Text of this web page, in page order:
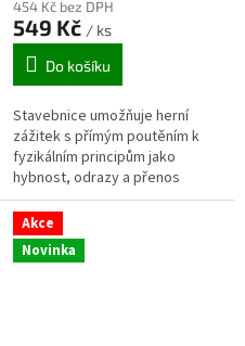
454 Kč bez DPH
549 Kč / ks
Do košíku
Stavebnice umožňuje herní
zážitek s přímým poutěním k
fyzikálním principům jako
hybnost, odrazy a přenos
pohybu – ideální pro pochopení
pohybu koulí v reálném čase.
Akce
Novinka